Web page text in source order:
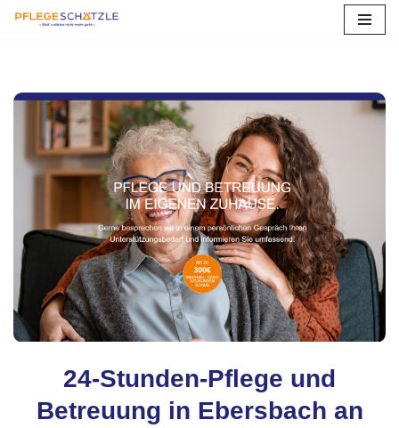
springen
24-Stunden-Pflege und
Betreuung in Ebersbach an